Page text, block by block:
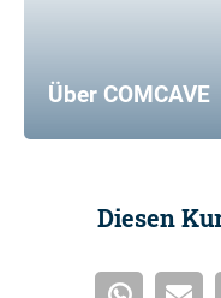
Über COMCAVE
Diesen